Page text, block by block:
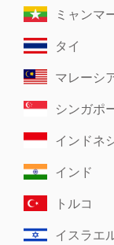
ミャンマ
タイ
マレーシ
シンガポ
インドネ
インド
トルコ
イスラエ